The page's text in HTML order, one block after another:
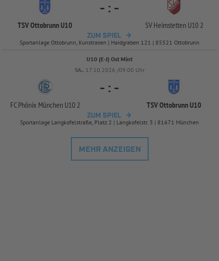
TSV Ottobrunn U10
- : -
SV Heimstetten U10 2
ZUM SPIEL
Sportanlage Ottobrunn, Kunstrasen | Haidgraben 121 | 85521 Ottobrunn
U10 (E-J) Ost Mint
SA.. 17.10.2026 /09:00 Uhr
FC Phönix München U10 2
- : -
TSV Ottobrunn U10
ZUM SPIEL
Sportanlage Langkofelstraße, Platz 2 | Langkofelstr. 3 | 81671 München
MEHR ANZEIGEN